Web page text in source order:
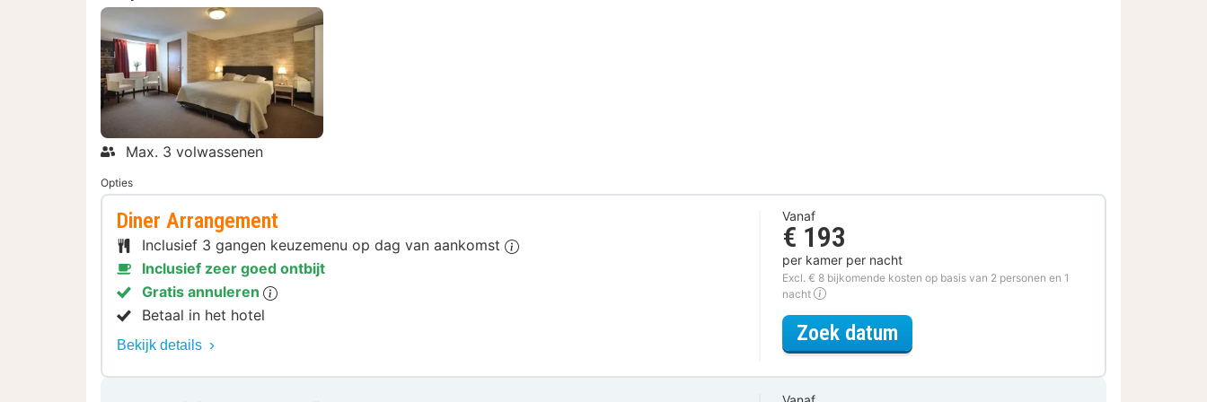
Max. 3 volwassenen
Opties
Diner Arrangement
Inclusief 3 gangen keuzemenu op dag van aankomst
Inclusief zeer goed ontbijt
Gratis annuleren
Betaal in het hotel
Bekijk details
Vanaf
€ 193
per kamer per nacht
Excl. € 8 bijkomende kosten op basis van 2 personen en 1
nacht
Zoek datum